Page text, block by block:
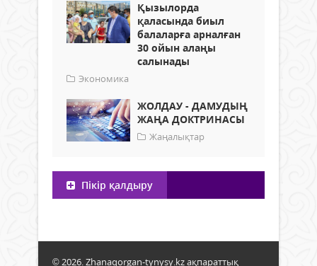
Қызылорда
қаласында биыл
балаларға арналған
30 ойын алаңы
салынады
Экономика
ЖОЛДАУ - ДАМУДЫҢ
ЖАҢА ДОКТРИНАСЫ
Жаңалықтар
Пікір қалдыру
© 2026. Zhanaqorgan-tynysy.kz ақпараттық